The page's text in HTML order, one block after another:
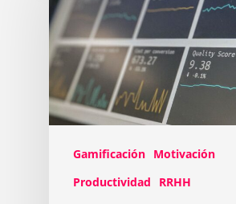
Gamificación Motivación
Productividad
RRHH